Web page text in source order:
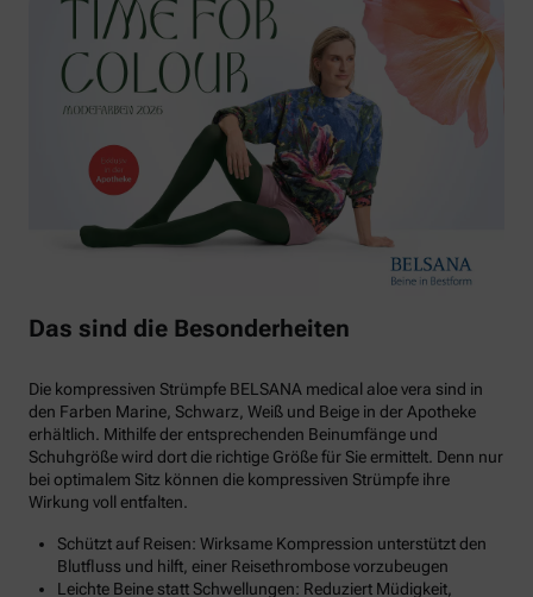
Das sind die Besonderheiten
Die kompressiven Strümpfe BELSANA medical aloe vera sind in
den Farben Marine, Schwarz, Weiß und Beige in der Apotheke
erhältlich. Mithilfe der entsprechenden Beinumfänge und
Schuhgröße wird dort die richtige Größe für Sie ermittelt. Denn nur
bei optimalem Sitz können die kompressiven Strümpfe ihre
Wirkung voll entfalten.
Schützt auf Reisen: Wirksame Kompression unterstützt den
Blutfluss und hilft, einer Reisethrombose vorzubeugen
Leichte Beine statt Schwellungen: Reduziert Müdigkeit,